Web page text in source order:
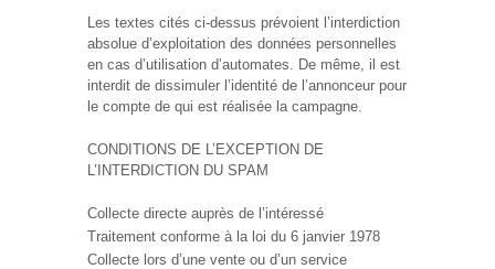
Les textes cités ci-dessus prévoient l’interdiction
absolue d’exploitation des données personnelles
en cas d’utilisation d’automates. De même, il est
interdit de dissimuler l’identité de l’annonceur pour
le compte de qui est réalisée la campagne.
CONDITIONS DE L’EXCEPTION DE
L’INTERDICTION DU SPAM
Collecte directe auprès de l’intéressé
Traitement conforme à la loi du 6 janvier 1978
Collecte lors d’une vente ou d’un service